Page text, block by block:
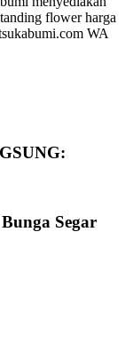
flower harga
WA
Segar